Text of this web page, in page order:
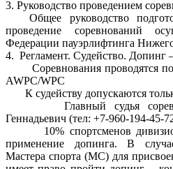
3. Руководство проведением
Общее руководство
проведение соревнований
Федерации пауэрлифтинга
4. Регламент. Судейство. Допинг
Соревнования проводятся
AWPC/WPC
К судейству допускаются
Главный судья
Геннадьевич (тел: +7-960-194-45-
10% спортсменов
применение допинга. В
Мастера спорта (МС) для